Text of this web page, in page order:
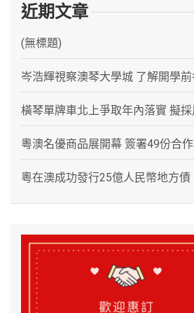
近期文章
(無標題)
岑浩輝視察澳琴大學城 了解開學
橫琴單牌車北上爭取年內落實 擬
粵澳名優商品展開幕 簽署49份合作
粵在澳成功發行25億人民幣地方債